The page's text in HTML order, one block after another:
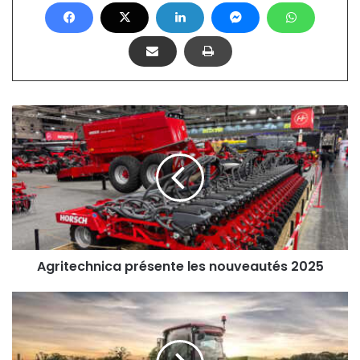
Agritechnica
présente
les
nouveautés
2025
Agritechnica présente les nouveautés 2025
tracteurs
spécialisés
Case